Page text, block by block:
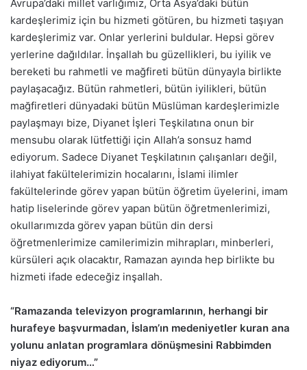
Avrupa’daki millet varlığımız, Orta Asya’daki bütün
kardeşlerimiz için bu hizmeti götüren, bu hizmeti taşıyan
kardeşlerimiz var. Onlar yerlerini buldular. Hepsi görev
yerlerine dağıldılar. İnşallah bu güzellikleri, bu iyilik ve
bereketi bu rahmetli ve mağfireti bütün dünyayla birlikte
paylaşacağız. Bütün rahmetleri, bütün iyilikleri, bütün
mağfiretleri dünyadaki bütün Müslüman kardeşlerimizle
paylaşmayı bize, Diyanet İşleri Teşkilatına onun bir
mensubu olarak lütfettiği için Allah’a sonsuz hamd
ediyorum. Sadece Diyanet Teşkilatının çalışanları değil,
ilahiyat fakültelerimizin hocalarını, İslami ilimler
fakültelerinde görev yapan bütün öğretim üyelerini, imam
hatip liselerinde görev yapan bütün öğretmenlerimizi,
okullarımızda görev yapan bütün din dersi
öğretmenlerimize camilerimizin mihrapları, minberleri,
kürsüleri açık olacaktır, Ramazan ayında hep birlikte bu
hizmeti ifade edeceğiz inşallah.
“Ramazanda televizyon programlarının, herhangi bir
hurafeye başvurmadan, İslam’ın medeniyetler kuran ana
yolunu anlatan programlara dönüşmesini Rabbimden
niyaz ediyorum…”